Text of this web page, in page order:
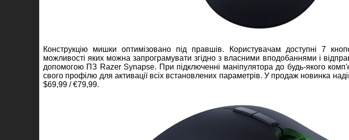
Конструкцію мишки оптимізовано під правшів. Користувачам доступні 7
можливості яких можна запрограмувати згідно з власними вподобаннями і
допомогою ПЗ Razer Synapse. При підключенні маніпулятора до будь-якого
свого профілю для активації всіх встановлених параметрів. У продаж новинка
$69,99 / €79,99.